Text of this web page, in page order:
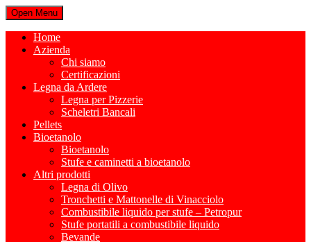
Open Menu
Home
Azienda
Chi siamo
Certificazioni
Legna da Ardere
Legna per Pizzerie
Scheletri Bancali
Pellets
Bioetanolo
Bioetanolo
Stufe e caminetti a bioetanolo
Altri prodotti
Legna di Olivo
Tronchetti e Mattonelle di Vinacciolo
Combustibile liquido per stufe – Petropur
Stufe portatili a combustibile liquido
Bevande